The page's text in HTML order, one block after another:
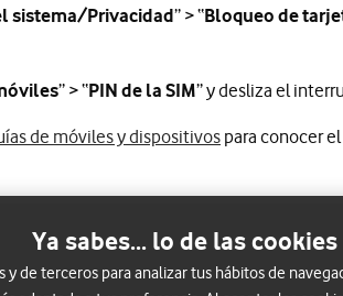
sistema/Privacidad” > “Bloqueo de
” > “PIN de la SIM” y desliza el
de móviles y dispositivosInformación
para conocer
Ya sabes... lo de las cookies
y de terceros para analizar tus hábitos de